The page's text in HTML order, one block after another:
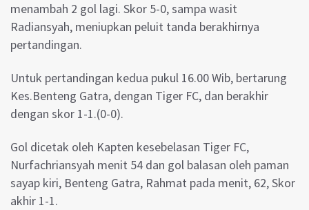
menambah 2 gol lagi. Skor 5-0, sampa wasit
Radiansyah, meniupkan peluit tanda berakhirnya
pertandingan.
Untuk pertandingan kedua pukul 16.00 Wib, bertarung
Kes.Benteng Gatra, dengan Tiger FC, dan berakhir
dengan skor 1-1.(0-0).
Gol dicetak oleh Kapten kesebelasan Tiger FC,
Nurfachriansyah menit 54 dan gol balasan oleh paman
sayap kiri, Benteng Gatra, Rahmat pada menit, 62, Skor
akhir 1-1.